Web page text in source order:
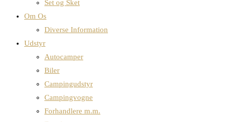
Set og Sket
Om Os
Diverse Information
Udstyr
Autocamper
Biler
Campingudstyr
Campingvogne
Forhandlere m.m.